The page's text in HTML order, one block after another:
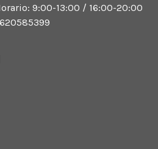
9:00-13:00 / 16:00-20:00